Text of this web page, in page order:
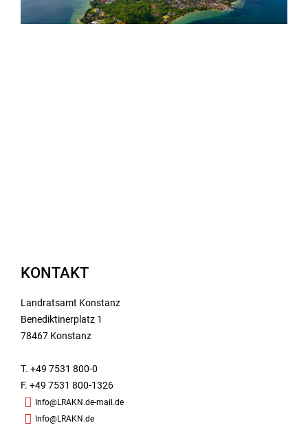
KONTAKT
Landratsamt Konstanz
Benediktinerplatz 1
78467 Konstanz
T. +49 7531 800-0
F. +49 7531 800-1326
Info@LRAKN.de-mail.de
Info@LRAKN.de